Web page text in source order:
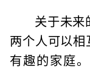
关于未
两个人可以
有趣的家庭